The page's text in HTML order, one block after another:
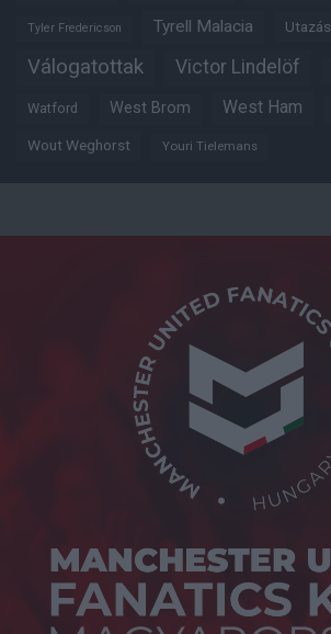
Tyler Fredericson Tyrell Malacia Utazás
Válogatottak Victor Lindelöf
Watford West Brom West Ham
Wout Weghorst Youri Tielemans